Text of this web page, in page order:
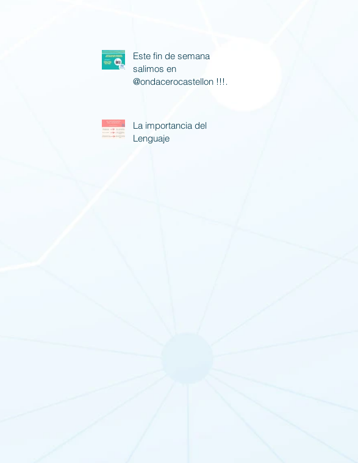
Este fin de semana
salimos en
@ondacerocastellon !!! Si
La importancia del
Lenguaje